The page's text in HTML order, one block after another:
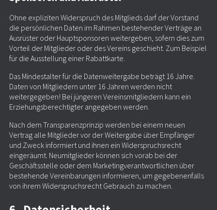
Ohne expliziten Widerspruch des Mitglieds darf der Vorstand
die persönlichen Daten im Rahmen bestehender Verträge an
Ausrüster oder Hauptsponsoren weitergeben, sofern dies zum
Vorteil der Mitglieder oder des Vereins geschieht. Zum Beispiel
für die Ausstellung einer Rabattkarte.
Das Mindestalter für die Datenweitergabe beträgt 16 Jahre.
Daten von Mitgliedern unter 16 Jahren werden nicht
weitergegeben! Bei jüngeren Vereinsmitgliedern kann ein
Erziehungsberechtigter angegeben werden.
Nach dem Transparenzprinzip werden bei einem neuen
Vertrag alle Mitglieder vor der Weitergabe über Empfänger
und Zweck informiert und ihnen ein Widerspruchsrecht
eingeräumt. Neumitglieder können sich vorab bei der
Geschäftsstelle oder dem Marketingverantwortlichen über
bestehende Vereinbarungen informieren, um gegebenenfalls
von ihrem Widerspruchsrecht Gebrauch zu machen.